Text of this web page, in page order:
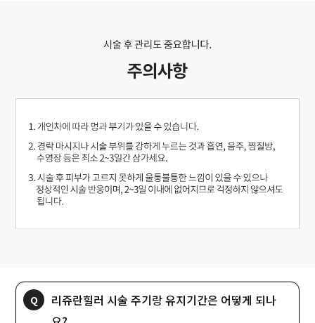
리쥬란힐러 시술 주기랑 유지기간은 어떻게 되나